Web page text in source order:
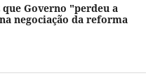
Governo "perdeu a
negociação da reforma